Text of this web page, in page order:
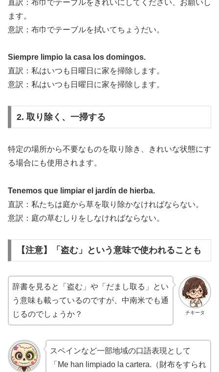
直訳：布巾でテーブルをきれいにしてください、お願いし
ます。
意訳：布巾でテーブルを拭いてちょうだい。
Siempre limpio la casa los domingos.
直訳：私はいつも日曜日に家を掃除します。
意訳：私はいつも日曜日に家を掃除します。
2. 取り除く、一掃する
特定の場所から不要なものを取り除き、きれいな状態にす
る場合にも使用されます。
Tenemos que limpiar el jardín de hierba.
直訳：私たちは庭から草を取り除かなければならない。
意訳：庭の草むしりをしなければならない。
【注意】「盗む」という意味で使われることも
チキータ
辞書を見ると「盗む」や「だまし取る」とい
う意味も載っているのですが、中南米でも通
じるのでしょうか？
スペインなど一部地域の口語表現として
「Me han limpiado la cartera.（財布をすられ